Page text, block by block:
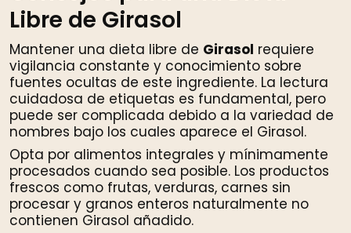
Libre de Girasol
Mantener una dieta libre de Girasol requiere
vigilancia constante y conocimiento sobre
fuentes ocultas de este ingrediente. La lectura
cuidadosa de etiquetas es fundamental, pero
puede ser complicada debido a la variedad de
nombres bajo los cuales aparece el Girasol.
Opta por alimentos integrales y mínimamente
procesados cuando sea posible. Los productos
frescos como frutas, verduras, carnes sin
procesar y granos enteros naturalmente no
contienen Girasol añadido.